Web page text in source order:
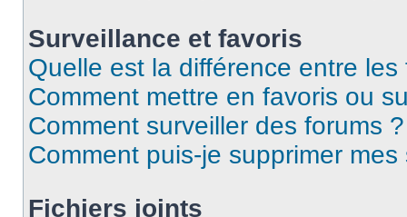
Surveillance et favoris
Quelle est la différence entre
Comment mettre en favoris ou
Comment surveiller des forums ?
Comment puis-je supprimer
Fichiers joints